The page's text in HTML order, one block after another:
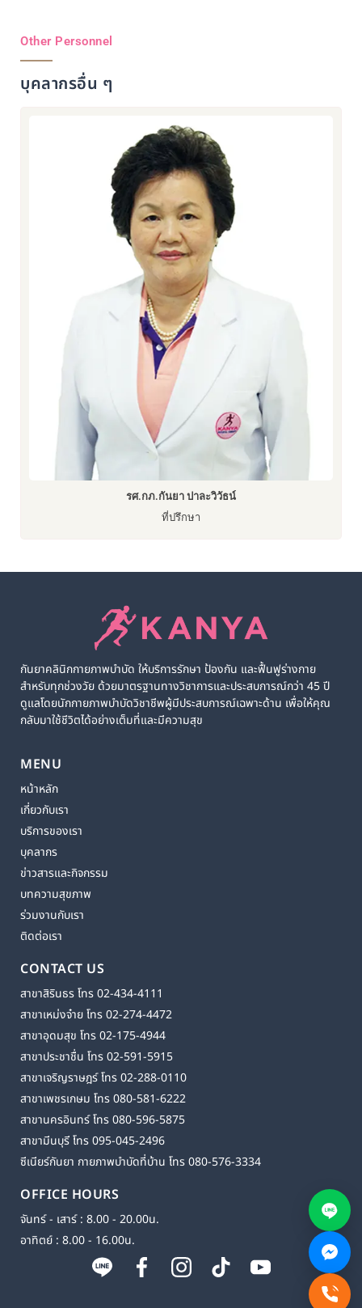
Other Personnel
บุคลากรอื่น ๆ
รศ.กภ.กันยา ปาละวิวัธน์
ที่ปรึกษา
กันยาคลินิกกายภาพบำบัด ให้บริการรักษา ป้องกัน และฟื้นฟูร่างกาย
สำหรับทุกช่วงวัย ด้วยมาตรฐานทางวิชาการและประสบการณ์กว่า 45 ปี
ดูแลโดยนักกายภาพบำบัดวิชาชีพผู้มีประสบการณ์เฉพาะด้าน เพื่อให้คุณ
กลับมาใช้ชีวิตได้อย่างเต็มที่และมีความสุข
MENU
หน้าหลัก
เกี่ยวกับเรา
บริการของเรา
บุคลากร
ข่าวสารและกิจกรรม
บทความสุขภาพ
ร่วมงานกับเรา
ติดต่อเรา
CONTACT US
สาขาสิรินธร โทร 02-434-4111
สาขาเหม่งจ๋าย โทร 02-274-4472
สาขาอุดมสุข โทร 02-175-4944
สาขาประชาชื่น โทร 02-591-5915
สาขาเจริญราษฎร์ โทร 02-288-0110
สาขาเพชรเกษม โทร 080-581-6222
สาขานครอินทร์ โทร 080-596-5875
สาขามีนบุรี โทร 095-045-2496
ซีเนียร์กันยา กายภาพบำบัดที่บ้าน โทร 080-576-3334
OFFICE HOURS
จันทร์ - เสาร์ : 8.00 - 20.00น.
อาทิตย์ : 8.00 - 16.00น.